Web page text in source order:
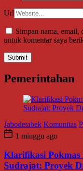
Url
Simpan nama, email,
untuk komentar saya
Pemerintahan
Jabodetabek Komunitas
1 minggu ago
Klarifikasi Pokmas
Sudrajat: Proyek